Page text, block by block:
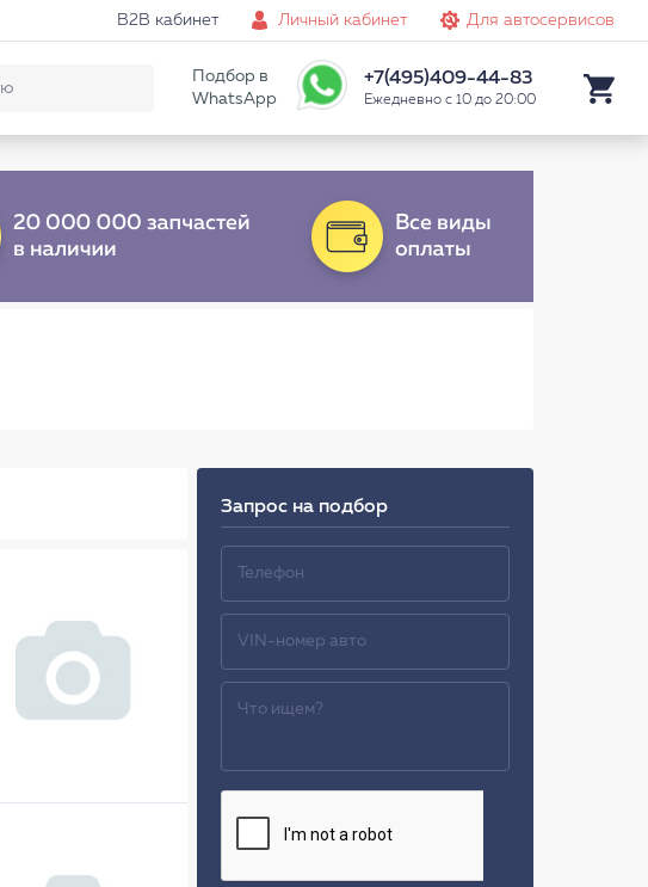
B2B кабинет Личный кабинет Для автосервисов
Подбор в
WhatsApp
+7(495)409-44-83
Ежедневно с 10 до 20:00
Запрос на подбор